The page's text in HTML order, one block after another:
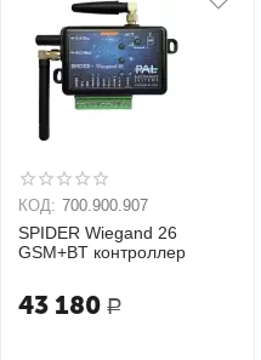
Радиоуправление Контроллеры
КОД: 700.900.907
SPIDER Wiegand 26
GSM+BT контроллер
43 180 Р